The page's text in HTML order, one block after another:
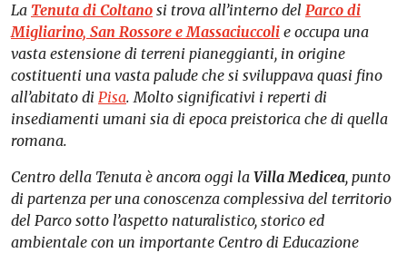
La Tenuta di Coltano si trova all’interno del Parco di
Migliarino, San Rossore eMassaciuccoli e occupa una
vasta estensione di terreni pianeggianti, in origine
costituenti una vasta palude che si sviluppava quasi fino
all’abitato di Pisa. Molto significativi i reperti di
insediamenti umani sia di epoca preistorica che di quella
romana.
Centro della Tenuta è ancora oggi la Villa Medicea, punto
di partenza per una conoscenza complessiva del territorio
del Parco sotto l’aspetto naturalistico, storico ed
ambientale con un importante Centro di Educazione